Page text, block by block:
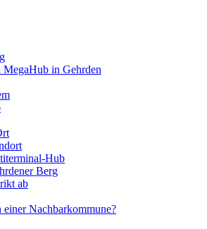
in Gehrden
Hub
Berg
ab
Nachbarkommune?